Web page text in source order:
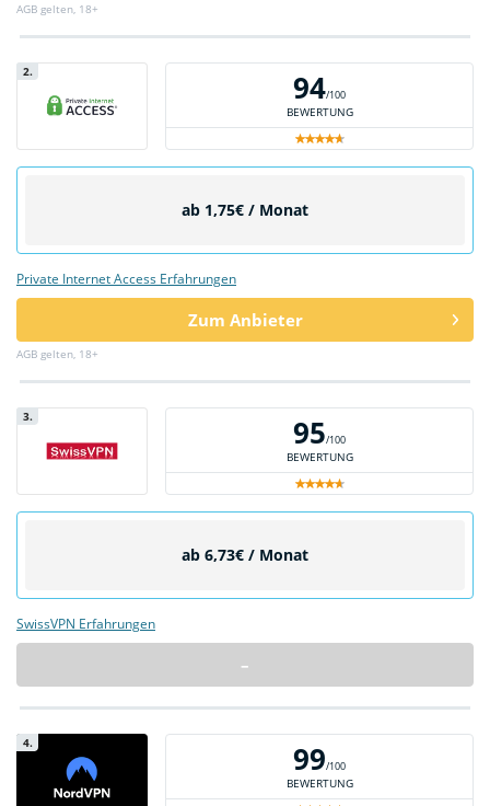
AGB gelten, 18+
2. 94/100
BEWERTUNG
ab 1,75€ / Monat
Private Internet Access Erfahrungen
Zum Anbieter
AGB gelten, 18+
3. 95/100
BEWERTUNG
ab 6,73€ / Monat
SwissVPN Erfahrungen
–
4. 99/100
BEWERTUNG